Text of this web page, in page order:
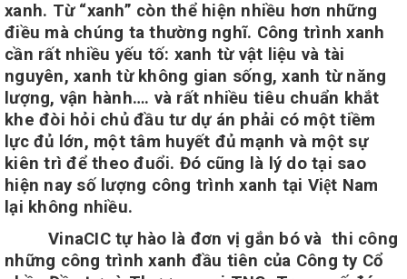
xanh. Từ “xanh” còn thể hiện nhiều hơn những
điều mà chúng ta thường nghĩ. Công trình xanh
cần rất nhiều yếu tố: xanh từ vật liệu và tài
nguyên, xanh từ không gian sống, xanh từ năng
lượng, vận hành…. và rất nhiều tiêu chuẩn khắt
khe đòi hỏi chủ đầu tư dự án phải có một tiềm
lực đủ lớn, một tâm huyết đủ mạnh và một sự
kiên trì để theo đuổi. Đó cũng là lý do tại sao
hiện nay số lượng công trình xanh tại Việt Nam
lại không nhiều.
VinaCIC tự hào là đơn vị gắn bó và thi công
những công trình xanh đầu tiên của Công ty Cổ